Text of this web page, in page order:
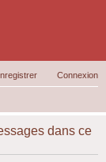
Connexion
her
ch
dans ce